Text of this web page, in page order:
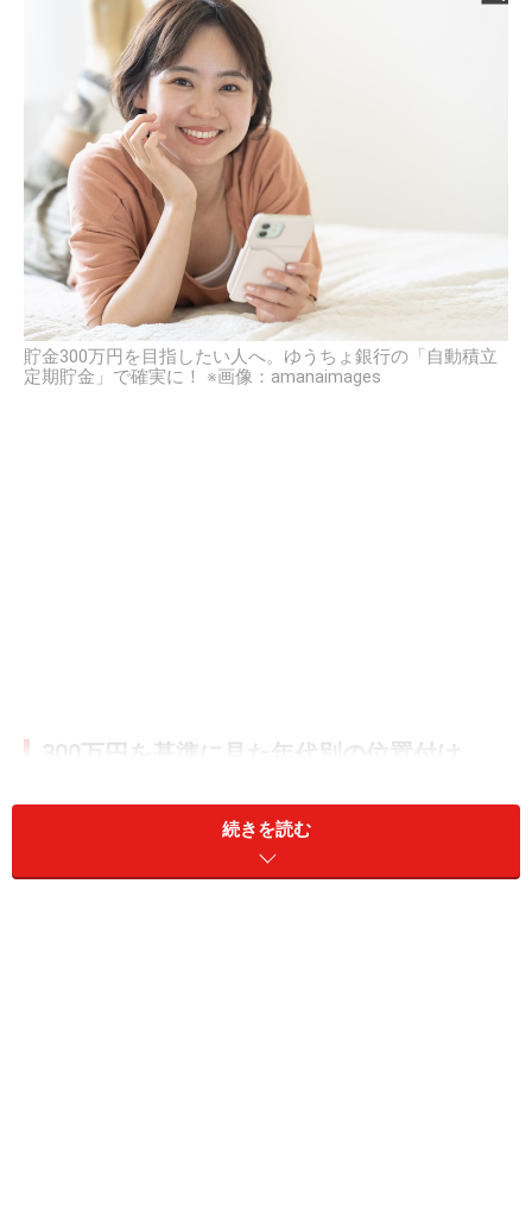
貯金300万円を目指したい人へ。ゆうちょ銀行の「自動積立
定期貯金」で確実に！ ※画像：amanaimages
300万円を基準に見た年代別の位置付け
まずは、金融経済教育推進機構の「家計の金融行動に関
する世論調査2025年」で、今回、目標とする貯金300万
円が年代ごとにどのくらいの割合なのか見てみましょ
続きを読む